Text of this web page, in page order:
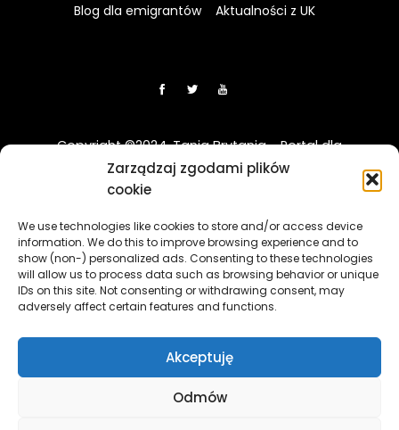
Zarządzaj zgodami plików
cookie
We use technologies like cookies to store and/or access device
information. We do this to improve browsing experience and to
show (non-) personalized ads. Consenting to these technologies
will allow us to process data such as browsing behavior or unique
IDs on this site. Not consenting or withdrawing consent, may
adversely affect certain features and functions.
Akceptuję
Odmów
Blog dla emigrantów Aktualności z UK
Copyright ©2024. Tania Brytania - Portal dla
Polaków w UK
przez Financial Conduct Authority (FCA) i jest prowadzona
wyłącznie w celach informacyjno-edukacyjnych. Treści
zawierająca linki sponsorowane i afiliacyjne, a klikając w nie
i korzystając z usług reklamodawców lub firm
współpracujących, nasz serwis może otrzymać
Financial Conduct Authority (FCA) and is operated solely for